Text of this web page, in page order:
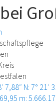
7,88″ N: 7° 21′
m: